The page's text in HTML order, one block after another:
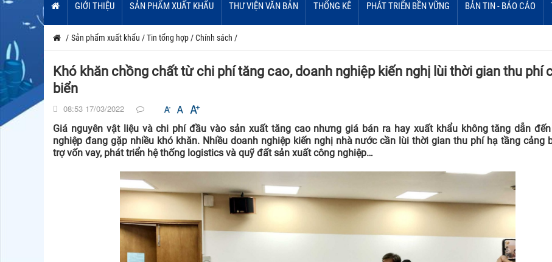
GIỚI THIỆU SẢN PHẨM XUẤT KHẨU THƯ VIỆN VĂN BẢN THỐNG KÊ PHÁT TRIỂN BỀN VỮNG BẢN TIN - BÁO CÁO
/ Sản phẩm xuất khẩu /Tin tổng hợp /Chính sách /
Khó khăn chồng chất từ chi phí tăng cao, doanh nghiệp kiến nghị lùi thời gian thu phí
biển
08:53 17/03/2022
Giá nguyên vật liệu và chi phí đầu vào sản xuất tăng cao nhưng giá bán ra hay xuất khẩu không tăng dẫn
nghiệp đang gặp nhiều khó khăn. Nhiều doanh nghiệp kiến nghị nhà nước cần lùi thời gian thu phí hạ tầng cảng
trợ vốn vay, phát triển hệ thống logistics và quỹ đất sản xuất công nghiệp…